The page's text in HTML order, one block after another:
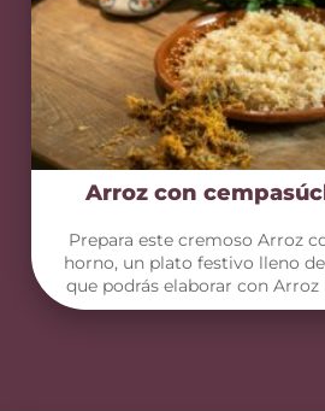
Arroz con
Prepara este cremoso Arroz
horno, un plato festivo lleno
que podrás elaborar con